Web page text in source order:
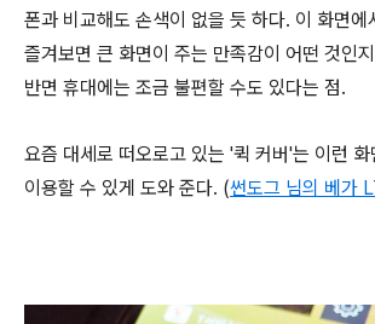
폰과 비교해도 손색이 없을 듯 하다. 이 화면에
즐겨보면 큰 화면이 주는 만족감이 어떤 것인
반면 휴대에는 조금 불편할 수도 있다는 점.
요즘 대세로 떠오로고 있는 '퀵 커버'는 이런 화
이용할 수 있게 도와 준다. (썬도그 님의 베가